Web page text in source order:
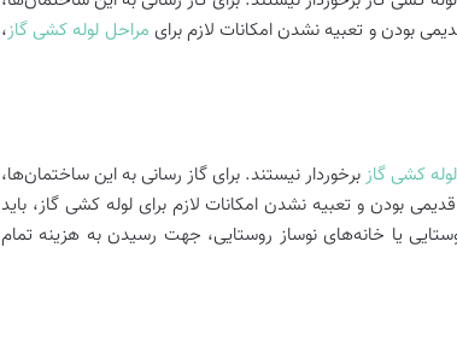
بودن و تعبیه نشدن امکانات لازم برای مراحل لوله کشی گاز،
لوله کشی گازبرخوردار نیستند. برای گاز رسانی به این ساختمان‌ها،
بودن و تعبیه نشدن امکانات لازم برای لوله کشی گاز، باید
یا خانه‌های نوساز روستایی، جهت رسیدن به هزینه تمام